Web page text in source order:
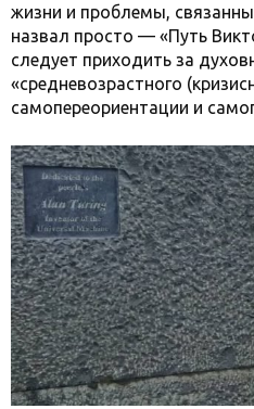
жизни и проблемы,
назвал просто — «Путь
следует приходить за
«средневозрастного
самопереориентации и